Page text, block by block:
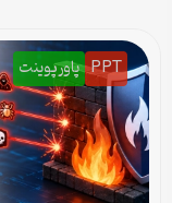
PPT پاورپوینت